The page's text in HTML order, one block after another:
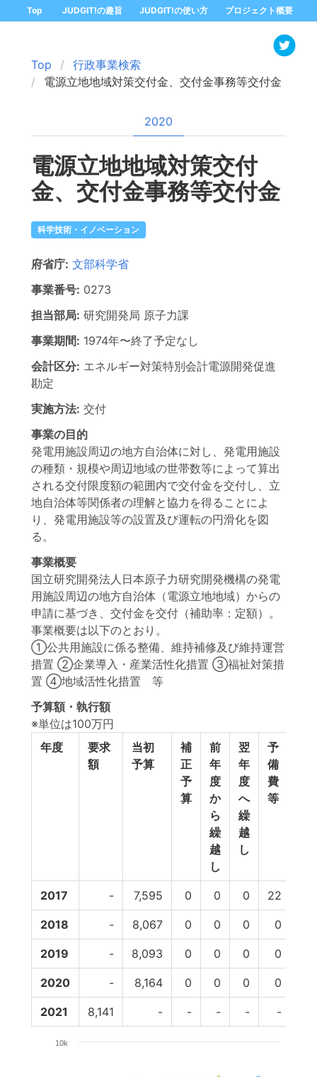
Top JUDGIT!の趣旨 JUDGIT!の使い方 プロジェクト概要
Top
行政事業検索
電源立地地域対策交付金、交付金事務等交付金
2020
電源立地地域対策交付
金、交付金事務等交付金
科学技術・イノベーション
府省庁: 文部科学省
事業番号: 0273
担当部局: 研究開発局 原子力課
事業期間: 1974年〜終了予定なし
会計区分: エネルギー対策特別会計電源開発促進
勘定
実施方法: 交付
事業の目的
発電用施設周辺の地方自治体に対し、発電用施設
の種類・規模や周辺地域の世帯数等によって算出
される交付限度額の範囲内で交付金を交付し、立
地自治体等関係者の理解と協力を得ることによ
り、発電用施設等の設置及び運転の円滑化を図
る。
事業概要
国立研究開発法人日本原子力研究開発機構の発電
用施設周辺の地方自治体（電源立地地域）からの
申請に基づき、交付金を交付（補助率：定額）。
事業概要は以下のとおり。
①公共用施設に係る整備、維持補修及び維持運営
措置 ②企業導入・産業活性化措置 ③福祉対策措
置 ④地域活性化措置 等
予算額・執行額
※単位は100万円
年度
要求
額
当初
予算
補
正
予
算
前
年
度
か
ら
繰
越
し
翌
年
度
へ
繰
越
し
予
備
費
等
2017 - 7,595 0 0 0 22
2018 - 8,067 0 0 0 0
2019 - 8,093 0 0 0 0
2020 - 8,164 0 0 0 0
2021 8,141 - - - - -
10k